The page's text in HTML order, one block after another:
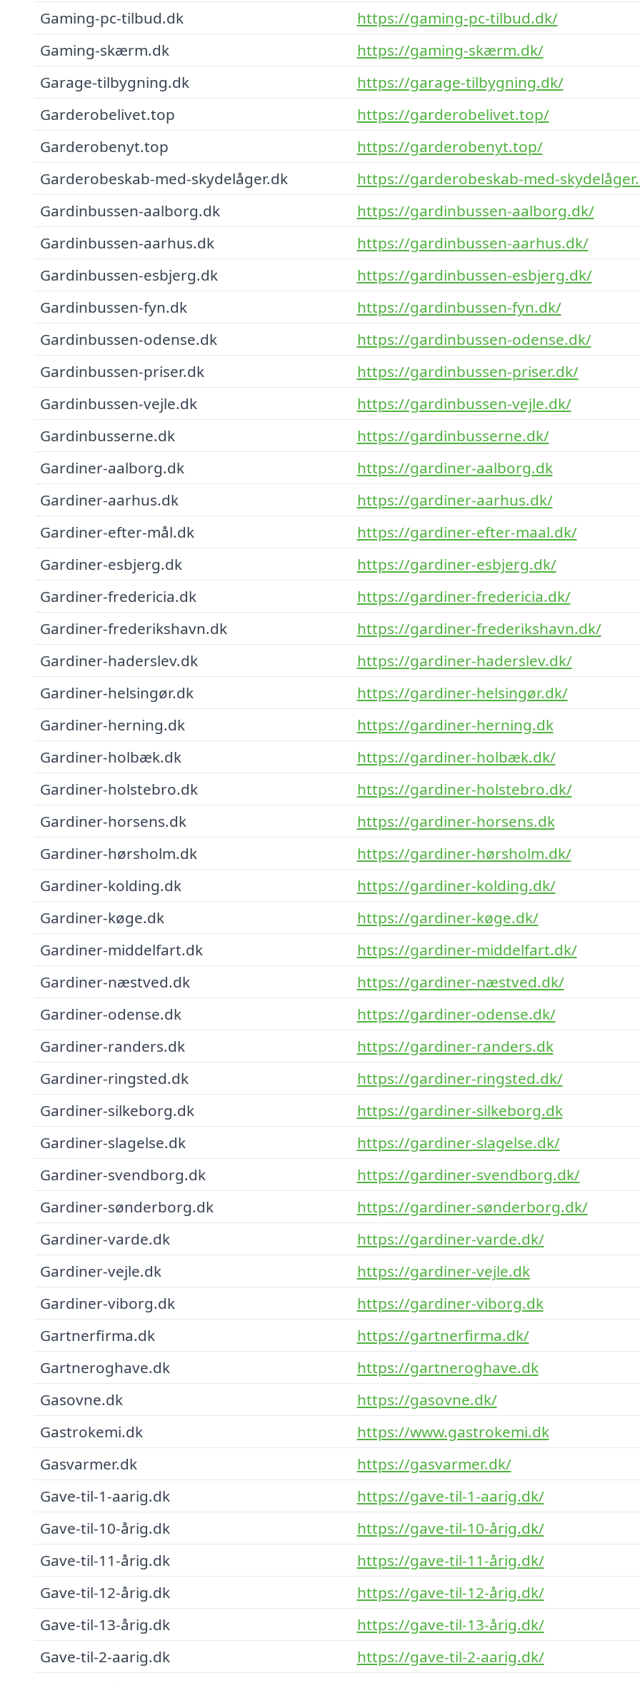
Gaming-pc-tilbud.dk
https://gaming-pc-tilbud.dk/
Gaming-skærm.dk
https://gaming-skærm.dk/
Garage-tilbygning.dk
https://garage-tilbygning.dk/
Garderobelivet.top
https://garderobelivet.top/
Garderobenyt.top
https://garderobenyt.top/
Garderobeskab-med-skydelåger.dk
https://garderobeskab-med-
Gardinbussen-aalborg.dk
https://gardinbussen-aalborg.dk/
Gardinbussen-aarhus.dk
https://gardinbussen-aarhus.dk/
Gardinbussen-esbjerg.dk
https://gardinbussen-esbjerg.dk/
Gardinbussen-fyn.dk
https://gardinbussen-fyn.dk/
Gardinbussen-odense.dk
https://gardinbussen-odense.dk/
Gardinbussen-priser.dk
https://gardinbussen-priser.dk/
Gardinbussen-vejle.dk
https://gardinbussen-vejle.dk/
Gardinbusserne.dk
https://gardinbusserne.dk/
Gardiner-aalborg.dk
https://gardiner-aalborg.dk
Gardiner-aarhus.dk
https://gardiner-aarhus.dk/
Gardiner-efter-mål.dk
https://gardiner-efter-maal.dk/
Gardiner-esbjerg.dk
https://gardiner-esbjerg.dk/
Gardiner-fredericia.dk
https://gardiner-fredericia.dk/
Gardiner-frederikshavn.dk
https://gardiner-frederikshavn.dk/
Gardiner-haderslev.dk
https://gardiner-haderslev.dk/
Gardiner-helsingør.dk
https://gardiner-helsingør.dk/
Gardiner-herning.dk
https://gardiner-herning.dk
Gardiner-holbæk.dk
https://gardiner-holbæk.dk/
Gardiner-holstebro.dk
https://gardiner-holstebro.dk/
Gardiner-horsens.dk
https://gardiner-horsens.dk
Gardiner-hørsholm.dk
https://gardiner-hørsholm.dk/
Gardiner-kolding.dk
https://gardiner-kolding.dk/
Gardiner-køge.dk
https://gardiner-køge.dk/
Gardiner-middelfart.dk
https://gardiner-middelfart.dk/
Gardiner-næstved.dk
https://gardiner-næstved.dk/
Gardiner-odense.dk
https://gardiner-odense.dk/
Gardiner-randers.dk
https://gardiner-randers.dk
Gardiner-ringsted.dk
https://gardiner-ringsted.dk/
Gardiner-silkeborg.dk
https://gardiner-silkeborg.dk
Gardiner-slagelse.dk
https://gardiner-slagelse.dk/
Gardiner-svendborg.dk
https://gardiner-svendborg.dk/
Gardiner-sønderborg.dk
https://gardiner-sønderborg.dk/
Gardiner-varde.dk
https://gardiner-varde.dk/
Gardiner-vejle.dk
https://gardiner-vejle.dk
Gardiner-viborg.dk
https://gardiner-viborg.dk
Gartnerfirma.dk
https://gartnerfirma.dk/
Gartneroghave.dk
https://gartneroghave.dk
Gasovne.dk
https://gasovne.dk/
Gastrokemi.dk
https://www.gastrokemi.dk
Gasvarmer.dk
https://gasvarmer.dk/
Gave-til-1-aarig.dk
https://gave-til-1-aarig.dk/
Gave-til-10-årig.dk
https://gave-til-10-årig.dk/
Gave-til-11-årig.dk
https://gave-til-11-årig.dk/
Gave-til-12-årig.dk
https://gave-til-12-årig.dk/
Gave-til-13-årig.dk
https://gave-til-13-årig.dk/
Gave-til-2-aarig.dk
https://gave-til-2-aarig.dk/